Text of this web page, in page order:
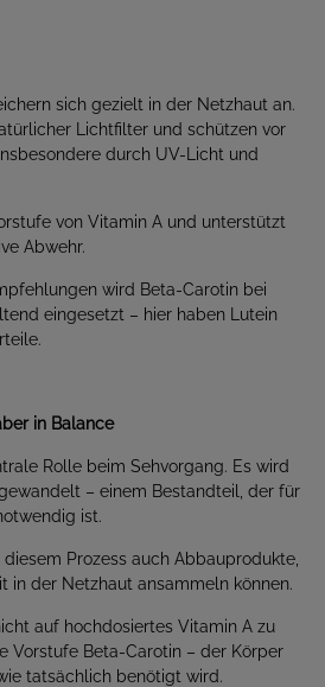
sich gezielt in der Netzhaut an.
Lichtfilter und schützen vor
durch UV-Licht und
von Vitamin A und unterstützt
Abwehr.
wird Beta-Carotin bei
eingesetzt – hier haben Lutein
in Balance
Rolle beim Sehvorgang. Es wird
– einem Bestandteil, der für
ist.
Prozess auch Abbauprodukte,
in der Netzhaut ansammeln können.
auf hochdosiertes Vitamin A zu
Vorstufe Beta-Carotin – der Körper
tatsächlich benötigt wird.